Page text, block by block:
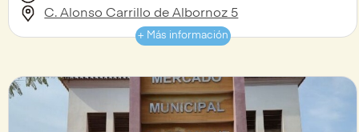
C. Alonso Carrillo de Albornoz 5
+ Más información